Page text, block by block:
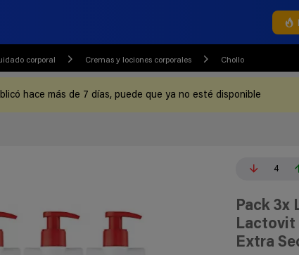
corporal Cremas y lociones corporales Chollo
hace más de 7 días, puede que ya no esté disponible
4
Pack 3x
Lactovit
Extra